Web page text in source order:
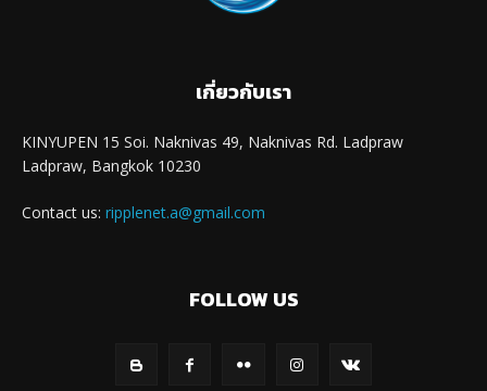
เกี่ยวกับเรา
KINYUPEN 15 Soi. Naknivas 49, Naknivas Rd. Ladpraw
Ladpraw, Bangkok 10230
Contact us: ripplenet.a@gmail.com
FOLLOW US